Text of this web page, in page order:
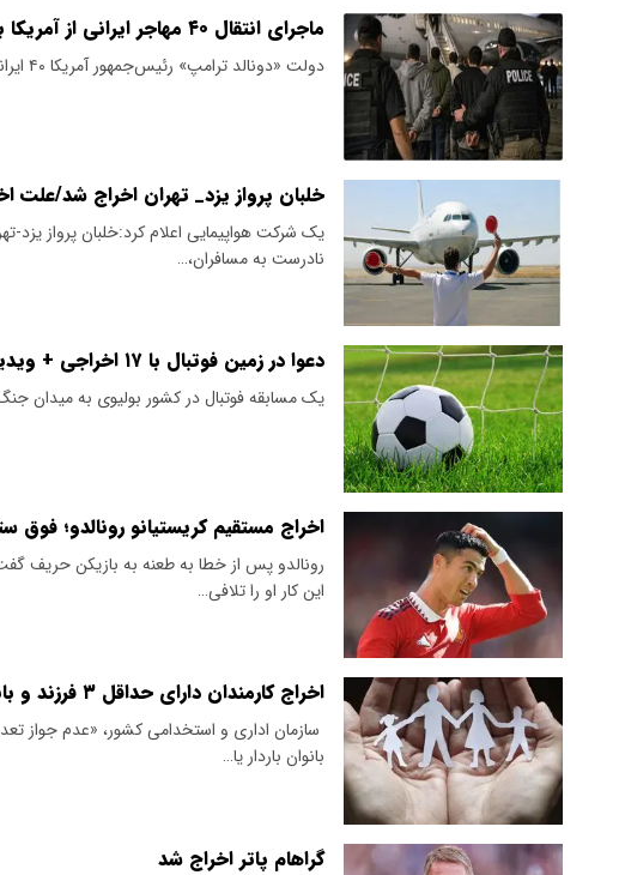
ماجرای انتقال ۴۰ مهاجر ایرانی از آمریکا به ایران چیست؟
دولت «دونالد ترامپ» رئیس‌جمهور آمریکا ۴۰ ایرانی را یکشنبه گذشته از آمریکا به ایران بازگردانده است.
خلبان پرواز یزد_ تهران اخراج شد/علت
یک شرکت هواپیمایی اعلام کرد:خلبان پرواز یزد-
نادرست به مسافران،…
دعوا در زمین فوتبال با ۱۷ اخراجی + ویدیو
یک مسابقه فوتبال در کشور بولیوی به میدان
اخراج مستقیم کریستیانو رونالدو؛
رونالدو پس از خطا به طعنه به بازیکن حریف
این کار او را تلافی…
اخراج کارمندان دارای حداقل ۳ فرزند و بانوان باردار یا دارای فرزند شیرخوار ممنوع شد
سازمان اداری و استخدامی کشور، «عدم جواز
بانوان باردار یا…
گراهام پاتر اخراج شد